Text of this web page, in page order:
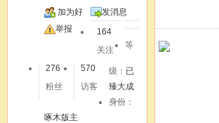
加为好
友
发消息
举报
164
关注
276
粉丝
570
访客
等
级： 已
臻大成
身份：
啄木版主